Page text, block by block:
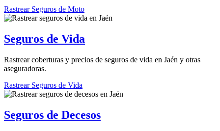
Rastrear Seguros de Moto
Seguros de Vida
Rastrear coberturas y precios de seguros de vida en Jaén y otras
aseguradoras.
Rastrear Seguros de Vida
Seguros de Decesos